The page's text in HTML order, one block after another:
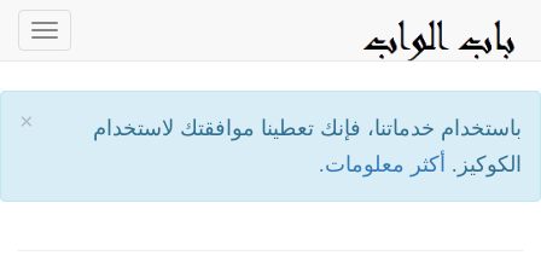
×
باستخدام خدماتنا، فإنك تعطينا موافقتك لاستخدام
الكوكيز. أكثر معلومات.